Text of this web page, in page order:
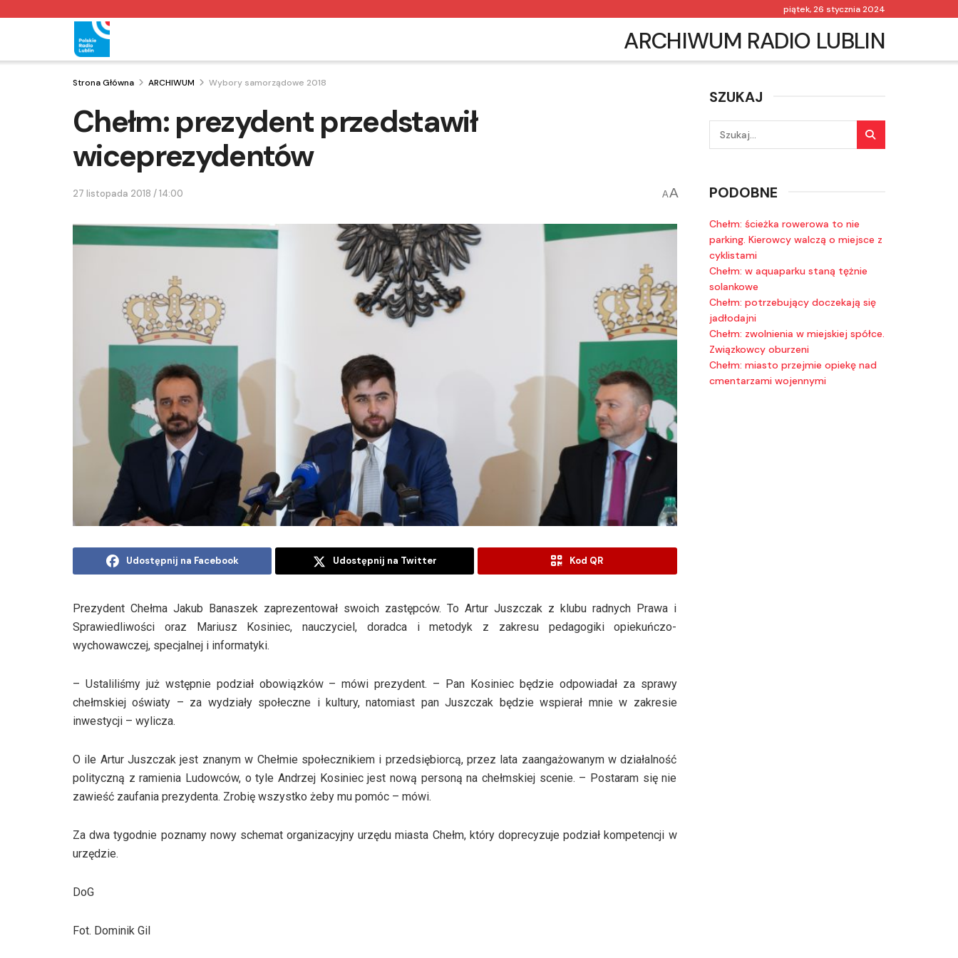
piątek, 26 stycznia 2024
ARCHIWUM RADIO LUBLIN
Strona Główna ARCHIWUM Wybory samorządowe 2018
Chełm: prezydent przedstawił
wiceprezydentów
27 listopada 2018 / 14:00 AA
Udostępnij na Facebook Udostępnij na Twitter Kod QR
Prezydent Chełma Jakub Banaszek zaprezentował swoich zastępców. To Artur Juszczak z klubu radnych Prawa i
Sprawiedliwości oraz Mariusz Kosiniec, nauczyciel, doradca i metodyk z zakresu pedagogiki opiekuńczo-
wychowawczej, specjalnej i informatyki.
– Ustaliliśmy już wstępnie podział obowiązków – mówi prezydent. – Pan Kosiniec będzie odpowiadał za sprawy
chełmskiej oświaty – za wydziały społeczne i kultury, natomiast pan Juszczak będzie wspierał mnie w zakresie
inwestycji – wylicza.
O ile Artur Juszczak jest znanym w Chełmie społecznikiem i przedsiębiorcą, przez lata zaangażowanym w działalność
polityczną z ramienia Ludowców, o tyle Andrzej Kosiniec jest nową personą na chełmskiej scenie. – Postaram się nie
zawieść zaufania prezydenta. Zrobię wszystko żeby mu pomóc – mówi.
Za dwa tygodnie poznamy nowy schemat organizacyjny urzędu miasta Chełm, który doprecyzuje podział kompetencji w
urzędzie.
DoG
Fot. Dominik Gil
SZUKAJ
PODOBNE
Chełm: ścieżka rowerowa to nie
parking. Kierowcy walczą o miejsce z
cyklistami
Chełm: w aquaparku staną tężnie
solankowe
Chełm: potrzebujący doczekają się
jadłodajni
Chełm: zwolnienia w miejskiej spółce.
Związkowcy oburzeni
Chełm: miasto przejmie opiekę nad
cmentarzami wojennymi